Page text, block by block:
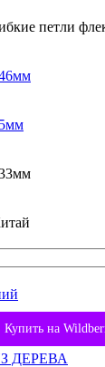
петли
Купить на
ДЕРЕВА